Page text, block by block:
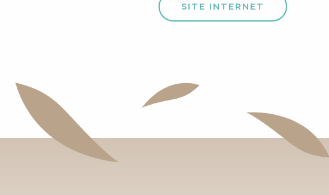
SITE INTERNET